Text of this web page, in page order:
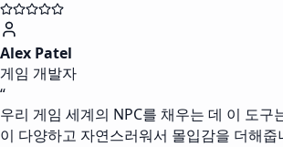
Alex Patel
게임 개발자
“
우리 게임 세계의 NPC를 채우는 데 이 도구
이 다양하고 자연스러워서 몰입감을 더해